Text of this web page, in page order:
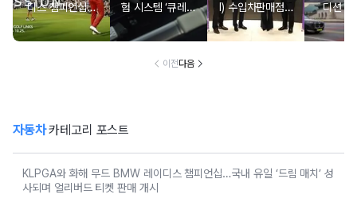
디스 챔피언십…
국내 유일 ‘드림
매치’ 성사되며 얼
험 시스템 ‘큐레이
션 엔진’ 공개
I) 수입차판매점 1
2년·수입인증중고
차 6년 연속 1위
디션 3
이전다음
자동차카테고리 포스트
KLPGA와 화해 무드 BMW 레이디스 챔피언십…국내 유일 ‘드림 매치’ 성
사되며 얼리버드 티켓 판매 개시